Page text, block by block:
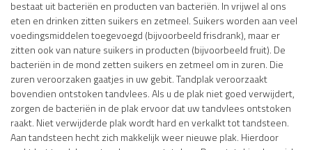
bestaat uit bacteriën en producten van bacteriën. In vrijwel al ons
eten en drinken zitten suikers en zetmeel. Suikers worden aan veel
voedingsmiddelen toegevoegd (bijvoorbeeld frisdrank), maar er
zitten ook van nature suikers in producten (bijvoorbeeld fruit). De
bacteriën in de mond zetten suikers en zetmeel om in zuren. Die
zuren veroorzaken gaatjes in uw gebit. Tandplak veroorzaakt
bovendien ontstoken tandvlees. Als u de plak niet goed verwijdert,
zorgen de bacteriën in de plak ervoor dat uw tandvlees ontstoken
raakt. Niet verwijderde plak wordt hard en verkalkt tot tandsteen.
Aan tandsteen hecht zich makkelijk weer nieuwe plak. Hierdoor